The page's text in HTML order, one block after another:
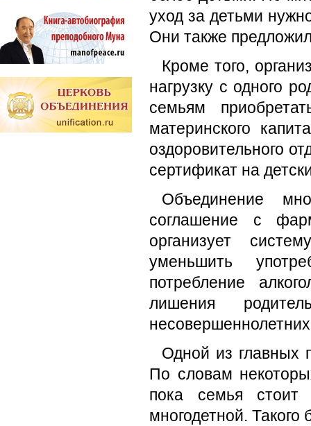
уход за детьми
Они также
Кроме того,
нагрузку с одного
семьям
материнского
оздоровительного
сертификат на
Объединение
соглашение с
организует
уменьшить
потребление
лишения
Одной из главных
По словам
пока семья стоит
многодетной.